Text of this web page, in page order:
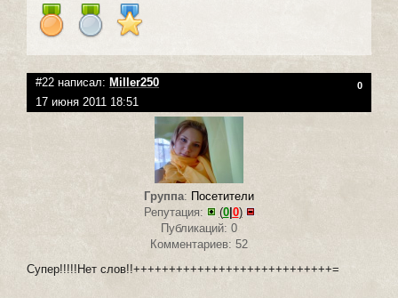
#22 написал: Miller250 0
17 июня 2011 18:51
Группа: Посетители
Репутация:
(0| 0)
Публикаций: 0
Комментариев: 52
Супер!!!!!Нет слов!!++++++++++++++++++++++++++++=